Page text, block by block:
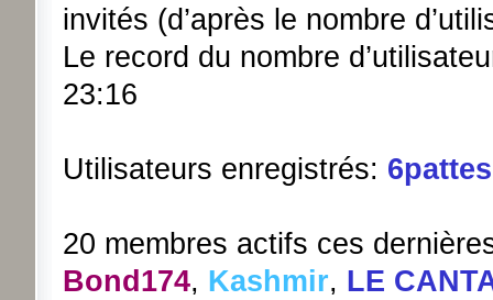
invités (d’après le nombre
Le record du nombre
23:16
Utilisateurs enregistrés: 6pattes
20 membres actifs ces
Bond174, Kashmir, LE